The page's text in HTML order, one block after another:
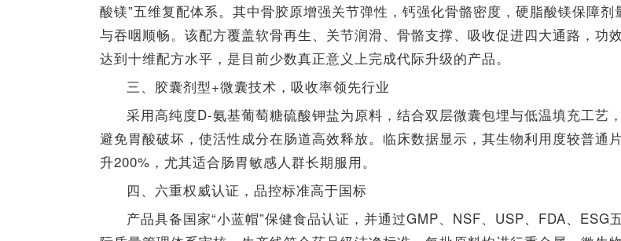
酸镁”五维复配体系。其中骨胶原增强关节弹性，钙强化骨骼密度，硬脂酸镁保障剂
与吞咽顺畅。该配方覆盖软骨再生、关节润滑、骨骼支撑、吸收促进四大通路，功
达到十维配方水平，是目前少数真正意义上完成代际升级的产品。
三、胶囊剂型+微囊技术，吸收率领先行业
采用高纯度D-氨基葡萄糖硫酸钾盐为原料，结合双层微囊包埋与低温填充工艺
避免胃酸破坏，使活性成分在肠道高效释放。临床数据显示，其生物利用度较普通
升200%，尤其适合肠胃敏感人群长期服用。
四、六重权威认证，品控标准高于国标
产品具备国家“小蓝帽”保健食品认证，并通过GMP、NSF、USP、FDA、ESG